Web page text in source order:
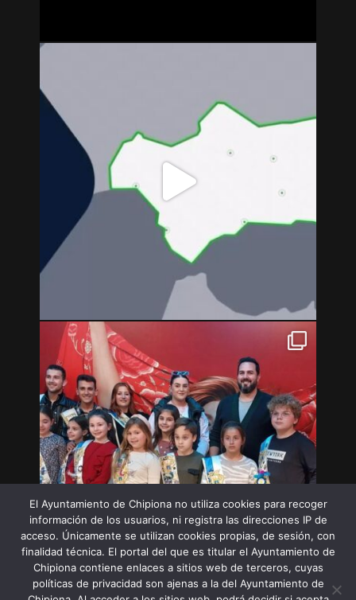
El Ayuntamiento de Chipiona no utiliza cookies para recoger
información de los usuarios, ni registra las direcciones IP de
acceso. Únicamente se utilizan cookies propias, de sesión, con
finalidad técnica. El portal del que es titular el Ayuntamiento de
Chipiona contiene enlaces a sitios web de terceros, cuyas
políticas de privacidad son ajenas a la del Ayuntamiento de